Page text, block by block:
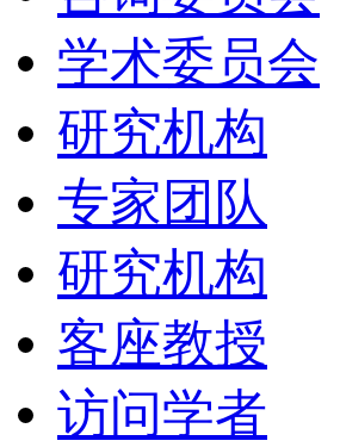
学术委员会
研究机构
专家团队
研究机构
客座教授
访问学者